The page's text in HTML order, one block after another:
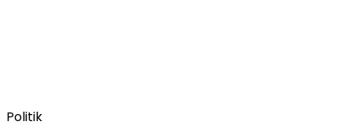
Politik